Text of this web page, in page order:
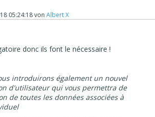
les données relatives aux
Google Analytics supprime
données d'utilisateur et
à la période de conservation
que ces paramètres n'affecteront
sur des données agrégées.
ces paramètres de conservation
modifier au besoin.
introduirons également un nouvel
d'utilisateur qui vous permettra de
05:24:18von Albert X
donc ils font le nécessaire !
introduirons également un nouvel
d'utilisateur qui vous permettra de
de toutes les données associées à